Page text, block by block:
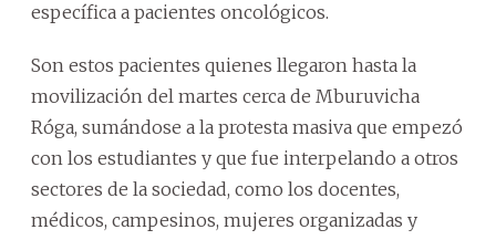
específica a pacientes oncológicos.
Son estos pacientes quienes llegaron hasta la
movilización del martes cerca de Mburuvicha
Róga, sumándose a la protesta masiva que empezó
con los estudiantes y que fue interpelando a otros
sectores de la sociedad, como los docentes,
médicos, campesinos, mujeres organizadas y